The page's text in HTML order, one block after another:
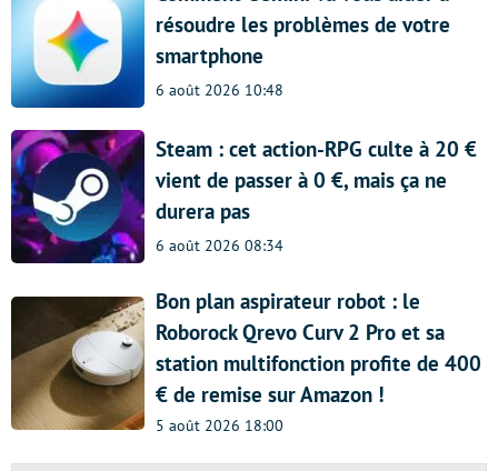
résoudre les problèmes de votre
smartphone
6 août 2026 10:48
Steam : cet action-RPG culte à 20 €
vient de passer à 0 €, mais ça ne
durera pas
6 août 2026 08:34
Bon plan aspirateur robot : le
Roborock Qrevo Curv 2 Pro et sa
station multifonction profite de 400
€ de remise sur Amazon !
5 août 2026 18:00